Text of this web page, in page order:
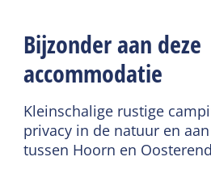
Bijzonder aan deze
accommodatie
Kleinschalige rustige
privacy in de natuur en
tussen Hoorn en